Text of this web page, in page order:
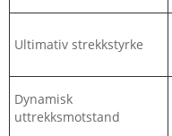
Ultimativ strekkstyrke
Dynamisk
uttrekksmotstand